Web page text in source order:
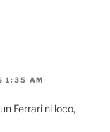
1:35 AM
Ferrari ni loco,